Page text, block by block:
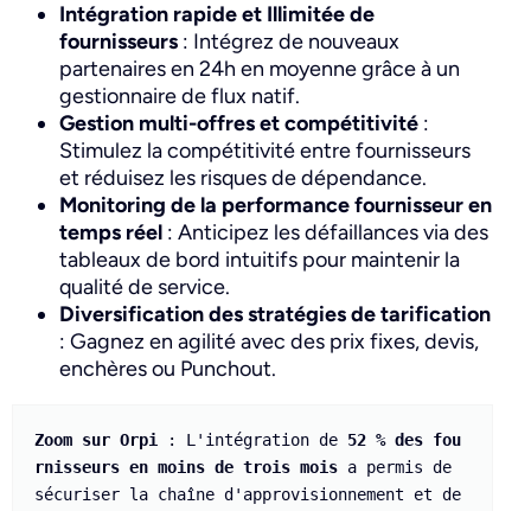
Intégration rapide et Illimitée de
fournisseurs : Intégrez de nouveaux
partenaires en 24h en moyenne grâce à un
gestionnaire de flux natif.
Gestion multi-offres et compétitivité :
Stimulez la compétitivité entre fournisseurs
et réduisez les risques de dépendance.
Monitoring de la performance fournisseur en
temps réel : Anticipez les défaillances via des
tableaux de bord intuitifs pour maintenir la
qualité de service.
Diversification des stratégies de tarification
: Gagnez en agilité avec des prix fixes, devis,
enchères ou Punchout.
Zoom sur Orpi : L'intégration de 52 % des fou
rnisseurs en moins de trois mois a permis de
sécuriser la chaîne d'approvisionnement et de